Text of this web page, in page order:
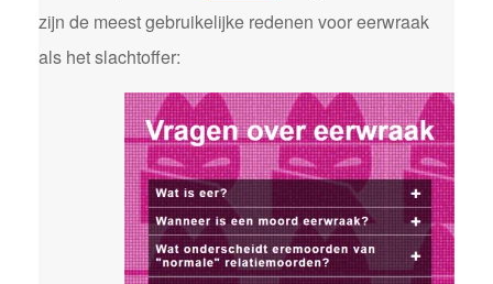
zijn de meest gebruikelijke redenen voor eerwraak
als het slachtoffer: